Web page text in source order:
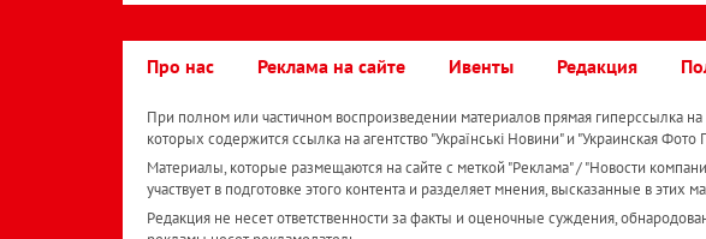
Про нас Реклама на сайте Ивенты Редакция
При полном или частичном воспроизведении материалов прямая гиперссылка
которых содержится ссылка на агентство "Українськi Новини" и "Украинская Фото
Материалы, которые размещаются на сайте с меткой "Реклама" / "Новости
участвует в подготовке этого контента и разделяет мнения, высказанные в этих
Редакция не несет ответственности за факты и оценочные суждения,